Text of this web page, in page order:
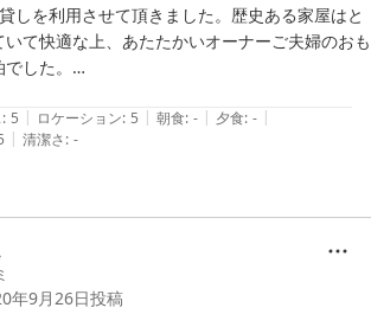
まだ少ないのですが、違うサイトでは400件近
になります。
しを利用させて頂きました。歴史ある家屋はと
て快適な上、あたたかいオーナーご夫婦のおも
した。
遅れて到着したにも関わらず丁寧に対応してく
。
かったのは残念でしたが、近くのスーパーで
てきて調理し卓を囲み、大満足の夕食となりまし
かったです。そして可愛い食器ばかりだこと！
少し遠いと言っていましたが、渡り廊下がある
お布団は事前に準備しておいてくれ、寝室の部屋
チリでした。加湿器の準備も嬉しい。
からなかった家の周りの立派な様子にびっくりし
: 5 | ロケーション: 5 | 朝食: - | 夕食: - |
| 清潔さ: -
年9月26日投稿